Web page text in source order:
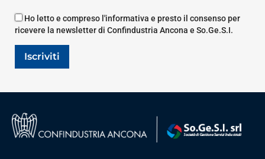
Ho letto e compreso l'informativa e presto il consenso per
ricevere la newsletter di Confindustria Ancona e So.Ge.S.I.
Iscriviti